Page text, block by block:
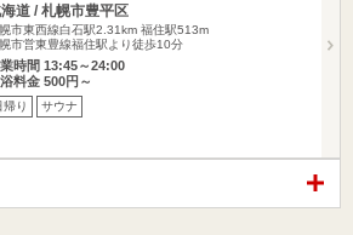
道 / 札幌市豊平区
市東西線白石駅2.31km 福住駅513m
市営東豊線福住駅より徒歩10分
時間 13:45～24:00
料金 500円～
帰り サウナ